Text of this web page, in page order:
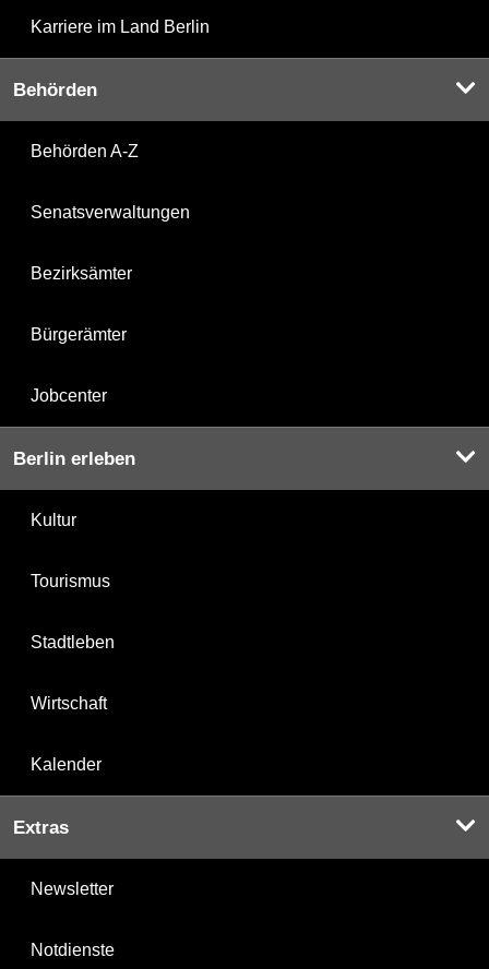
Karriere im Land Berlin
Behörden
Behörden A-Z
Senatsverwaltungen
Bezirksämter
Bürgerämter
Jobcenter
Berlin erleben
Kultur
Tourismus
Stadtleben
Wirtschaft
Kalender
Extras
Newsletter
Notdienste